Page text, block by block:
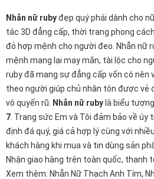
Nhẫn nữ rubyđẹp quý phái dành cho
tác 3D đẳng cấp, thời trang phong
đỏ hợp mệnh cho người đeo. Nhẫn nữ
mệnh mang lại may mắn, tài lộc cho
ruby đã mang sự đẳng cấp vốn có
theo người giúp chủ nhân tôn được vẻ
vô quyến rũ.
Nhẫn nữ ruby là biểu
7 . Trang sức Em và Tôi đảm bảo về
định đá quý, giá cả hợp lý cùng với
khách hàng khi mua và tin dùng sản
Nhận giao hàng trên toàn quốc, thanh
Xem thêm: Nhẫn Nữ Thạch Anh Tím,